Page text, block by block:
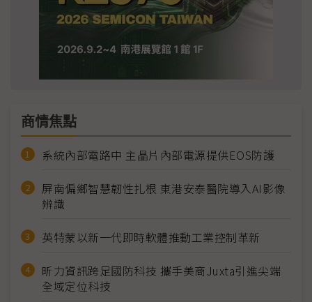
商情焦點
系統內部電路中 主晶片內部電源提供EOS防護
屏南偏鄉智慧韌性扎根 東港安泰醫院導入AI影像
辨識
英特蒙以新一代即時軟體推動工業控制革新
昕力資訊跨足國防科技 攜手美商Juxta引進尖端
全域定位科技